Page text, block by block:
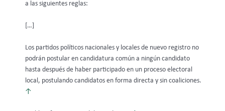
a las siguientes reglas:
[…]
Los partidos políticos nacionales y locales de nuevo registro no
podrán postular en candidatura común a ningún candidato
hasta después de haber participado en un proceso electoral
local, postulando candidatos en forma directa y sin coaliciones.
↑